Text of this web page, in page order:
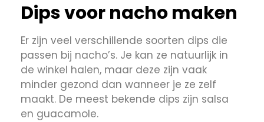
Dips voor nacho maken
Er zijn veel verschillende soorten dips die
passen bij nacho’s. Je kan ze natuurlijk in
de winkel halen, maar deze zijn vaak
minder gezond dan wanneer je ze zelf
maakt. De meest bekende dips zijn salsa
en guacamole.